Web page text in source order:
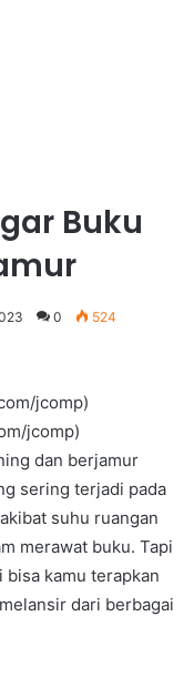
Buku
0 524
jcomp)
dan berjamur
sering terjadi pada
suhu ruangan
merawat buku. Tapi
kamu terapkan
dari berbagai